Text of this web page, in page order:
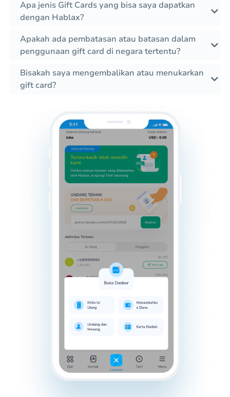
Apa jenis Gift Cards yang bisa saya dapatkan
dengan Hablax?
Apakah ada pembatasan atau batasan dalam
penggunaan gift card di negara tertentu?
Bisakah saya mengembalikan atau menukarkan
gift card?